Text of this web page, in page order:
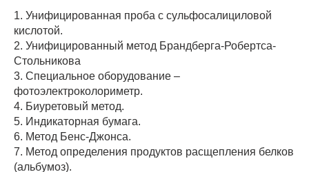
1. Унифицированная проба с сульфосалициловой
кислотой.
2. Унифицированный метод Брандберга-Робертса-
Стольникова
3. Специальное оборудование –
фотоэлектроколориметр.
4. Биуретовый метод.
5. Индикаторная бумага.
6. Метод Бенс-Джонса.
7. Метод определения продуктов расщепления белков
(альбумоз).